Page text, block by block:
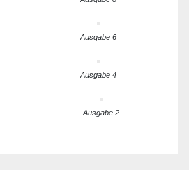
Ausgabe 6
Ausgabe 4
Ausgabe 2